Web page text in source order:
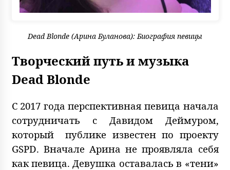
Dead Blonde (Арина Буланова): Биография певицы
Творческий путь и музыка
Dead Blonde
С 2017 года перспективная певица начала
сотрудничать с Давидом Деймуром,
который публике известен по проекту
GSPD. Вначале Арина не проявляла себя
как певица. Девушка оставалась в «тени»